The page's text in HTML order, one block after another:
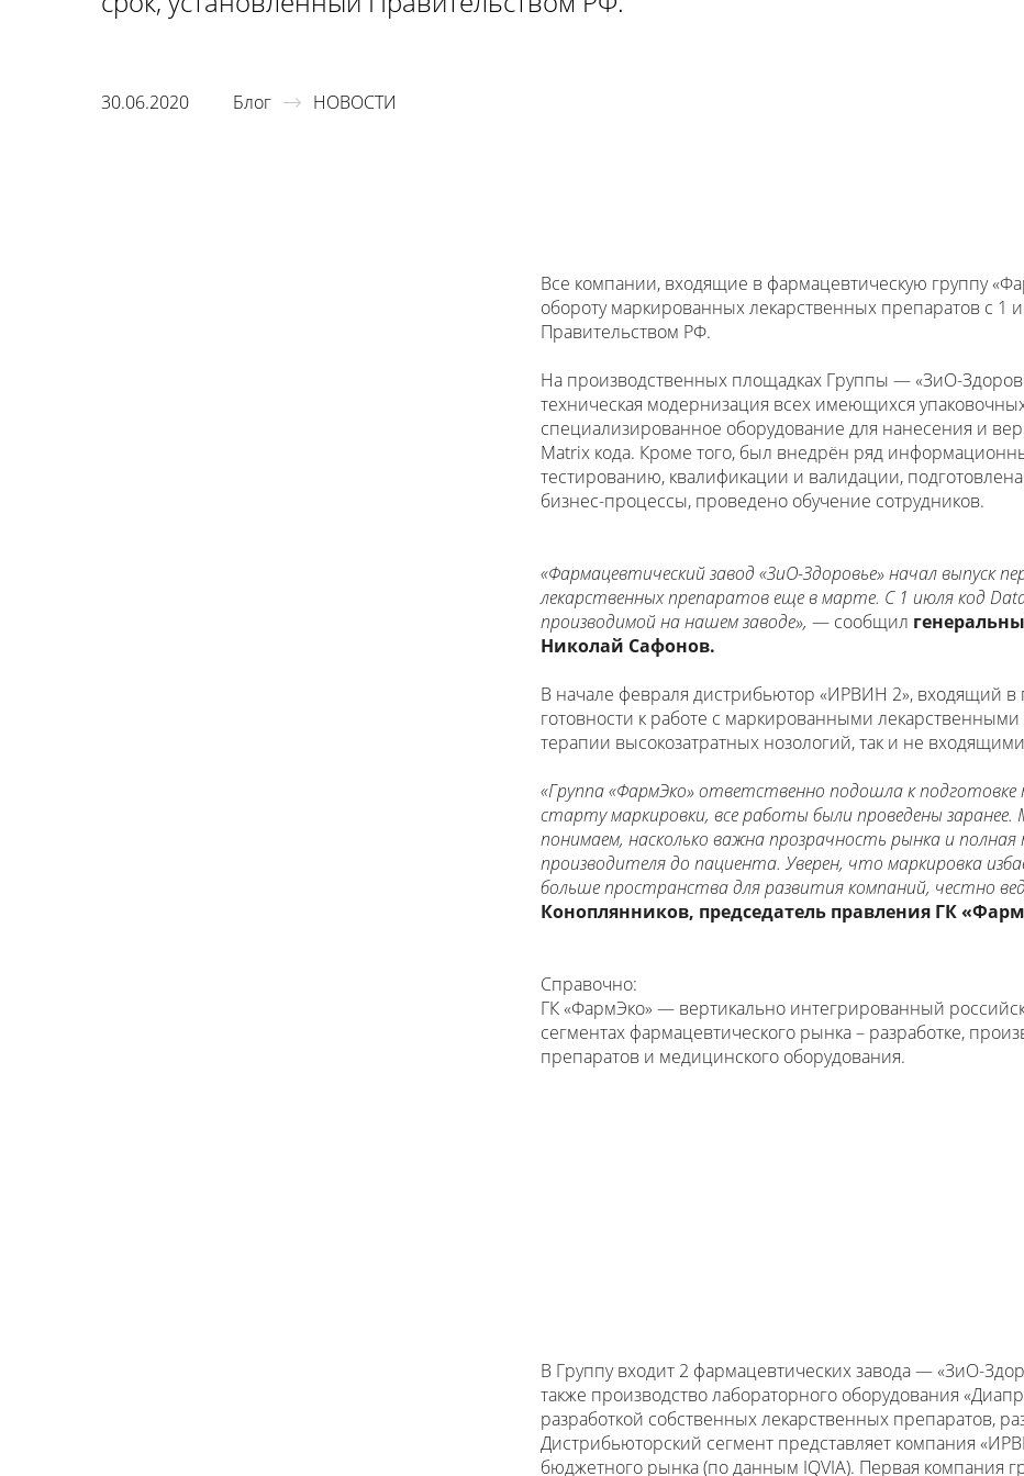
30.06.2020 Блог НОВОСТИ
Все компании, входящие в фармацевтическую группу
обороту маркированных лекарственных препаратов с 1
Правительством РФ.
На производственных площадках Группы — «ЗиО-
техническая модернизация всех имеющихся
специализированное оборудование для нанесения и
Matrix кода. Кроме того, был внедрён ряд
тестированию, квалификации и валидации,
бизнес-процессы, проведено обучение сотрудников.
«Фармацевтический завод «ЗиО-Здоровье» начал выпуск
лекарственных препаратов еще в марте. С 1 июля код
производимой на нашем заводе», — сообщил
Николай Сафонов.
В начале февраля дистрибьютор «ИРВИН 2», входящий в
готовности к работе с маркированными
терапии высокозатратных нозологий, так и не
«Группа «ФармЭко» ответственно подошла к подготовке
старту маркировки, все работы были проведены
понимаем, насколько важна прозрачность рынка и
производителя до пациента. Уверен, что маркировка
больше пространства для развития компаний, честно
Коноплянников, председатель правления ГК
Справочно:
ГК «ФармЭко» — вертикально интегрированный
сегментах фармацевтического рынка – разработке,
препаратов и медицинского оборудования.
В Группу входит 2 фармацевтических завода — «ЗиО-
также производство лабораторного оборудования
разработкой собственных лекарственных препаратов,
Дистрибьюторский сегмент представляет компания
бюджетного рынка (по данным IQVIA). Первая компания